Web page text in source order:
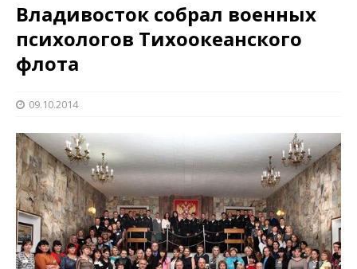
Владивосток собрал военных
психологов Тихоокеанского
флота
09.10.2014